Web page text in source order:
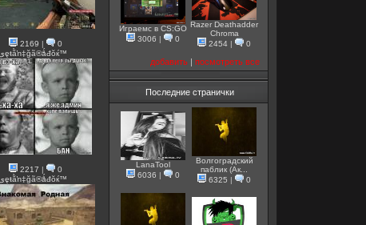
2169 |
0
ىęŧằŉ‡ğã®ǻđŏќ™
2217 |
0
ىęŧằŉ‡ğã®ǻđŏќ™
Играемс в CS:GO
3006 | 0
Razer Deathadder
Chroma
2454 | 0
добавить | посмотреть все
Последние странички
LanaTool
6036 | 0
Волгоградский
паблик (Ак...
6325 | 0